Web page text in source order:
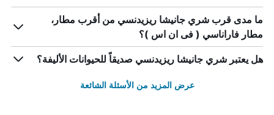
ما مدى قرب شري جانيشا ريزيدنسي من أقرب مطار،
مطار فاراناسي ( فى ان اس )؟
هل يعتبر شري جانيشا ريزيدنسي صديقاً للحيوانات الأليفة؟
عرض المزيد من الأسئلة الشائعة